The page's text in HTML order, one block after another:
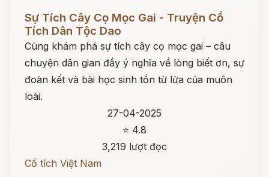
Sự Tích Cây Cọ Mọc Gai - Truyện Cổ
Tích Dân Tộc Dao
Cùng khám phá sự tích cây cọ mọc gai – câu
chuyện dân gian đầy ý nghĩa về lòng biết ơn, sự
đoàn kết và bài học sinh tồn từ lửa của muôn
loài.
27-04-2025
⭐ 4.8
3,219 lượt đọc
Cổ tích Việt Nam